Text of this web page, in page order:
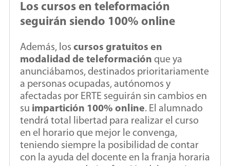
Los cursos en teleformación
seguirán siendo 100% online
Además, los cursos gratuitos en
modalidad de teleformación que ya
anunciábamos, destinados prioritariamente
a personas ocupadas, autónomos y
afectadas por ERTE seguirán sin cambios en
su impartición 100% online. El alumnado
tendrá total libertad para realizar el curso
en el horario que mejor le convenga,
teniendo siempre la posibilidad de contar
con la ayuda del docente en la franja horaria